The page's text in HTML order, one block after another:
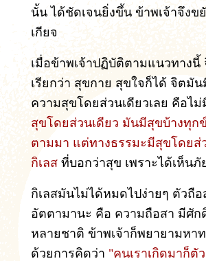
นั้น ได้ชัดเจนยิ่งขึ้น ข้าพเจ้าจึง
เกียจ
เมื่อข้าพเจ้าปฏิบัติตามแนวทางนี้
เรียกว่า สุขกาย สุขใจก็ได้ จิตมั
ความสุขโดยส่วนเดียวเลย คือไ
สุขโดยส่วนเดียว มันมีสุขบ้างทุก
ตามมา แต่ทางธรรมะมีสุขโดยส่
กิเลส ที่บอกว่าสุข เพราะได้เห็น
กิเลสมันไม่ได้หมดไปง่ายๆ ตัวถื
อัตตามานะ คือ ความถือสา มีศัก
หลายชาติ ข้าพเจ้าก็พยายามหา
ด้วยการคิดว่า "คนเราเกิดมาก็ตั